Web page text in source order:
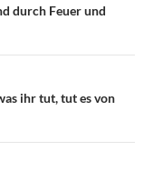
durch Feuer und
ihr tut, tut es von